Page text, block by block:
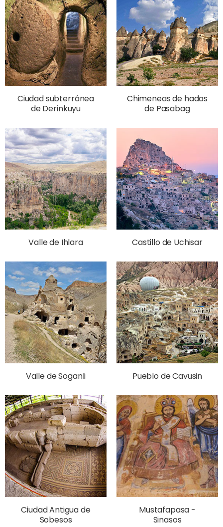
Ciudad subterránea
de Derinkuyu
Chimeneas de hadas
de Pasabag
Valle de Ihlara Castillo de Uchisar
Valle de Soganli Pueblo de Cavusin
Ciudad Antigua de
Sobesos
Mustafapasa -
Sinasos